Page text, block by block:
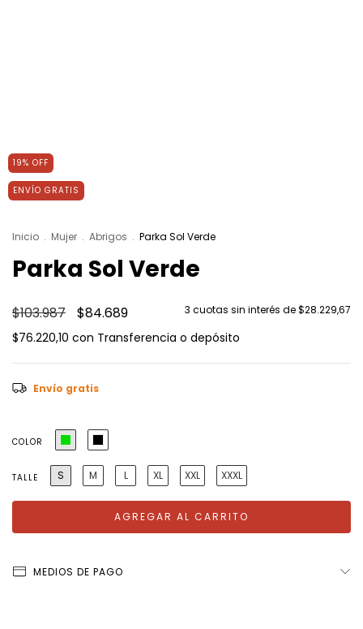
19% OFF
ENVÍO GRATIS
Inicio . Mujer . Abrigos . Parka Sol Verde
Parka Sol Verde
$103.987 $84.689 3 cuotas sin interés de$28.229,67
$76.220,10 con Transferencia o depósito
Envío gratis
COLOR
TALLE S M L XL XXL XXXL
MEDIOS DE PAGO